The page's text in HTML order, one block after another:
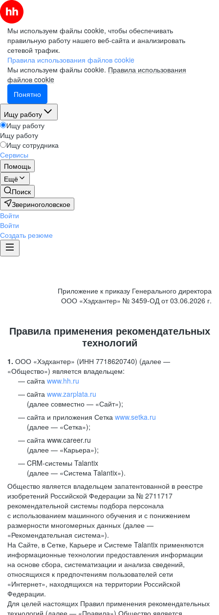
Мы используем файлы cookie, чтобы обеспечивать
правильную работу нашего веб-сайта и анализировать
сетевой трафик.
Правила использования файлов cookie
Мы используем файлы cookie. Правила использования
файлов cookie
Понятно
Ищу работу
Ищу работу
Ищу работу
Ищу сотрудника
Сервисы
Помощь
Ещё
Поиск
Звериноголовское
Войти
Войти
Создать резюме
Приложение к приказу Генерального директора
ООО «Хэдхантер» № 3459-ОД от 03.06.2026 г.
Правила применения рекомендательных
технологий
1. ООО «Хэдхантер» (ИНН 7718620740) (далее —
«Общество») является владельцем:
сайта www.hh.ru
cайта www.zarplata.ru
(далее совместно — «Сайт»);
сайта и приложения Сетка www.setka.ru
(далее — «Сетка»);
сайта www.career.ru
(далее — «Карьера»);
CRM-системы Talantix
(далее — «Система Talantix»).
Общество является владельцем запатентованной в реестре
изобретений Российской Федерации за № 2711717
рекомендательной системы подбора персонала
с использованием машинного обучения и с понижением
размерности многомерных данных (далее —
«Рекомендательная система»).
На Сайте, в Сетке, Карьере и Системе Talantix применяются
информационные технологии предоставления информации
на основе сбора, систематизации и анализа сведений,
относящихся к предпочтениям пользователей сети
«Интернет», находящихся на территории Российской
Федерации.
Для целей настоящих Правил применения рекомендательных
технологий (далее — «Правила») Общество является